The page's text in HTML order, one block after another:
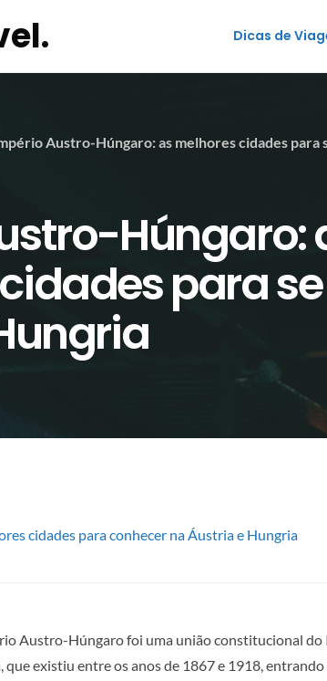
Dicas de
Austro-Húngaro: as melhores cidades para
Húngaro:
para
cidades para conhecer na Áustria e Hungria
Austro-Húngaro foi uma união constitucional
que existiu entre os anos de 1867 e 1918,